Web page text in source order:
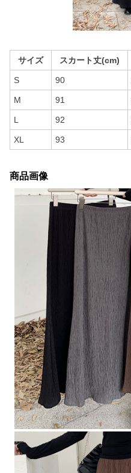
サイズ スカート丈(cm)
S 90
M 91
L 92
XL 93
商品画像